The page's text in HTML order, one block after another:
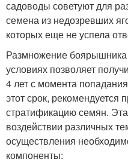
садоводы советуют для
семена из недозревших
которых еще не успела
Размножение
условиях позволяет
4 лет с момента
этот срок, рекомендуется
стратификацию семян.
воздействии различных
осуществления
компоненты: